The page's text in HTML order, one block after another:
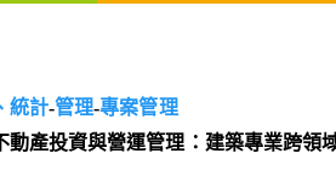
統計-管理-專案管理
動產投資與營運管理：建築專業跨領